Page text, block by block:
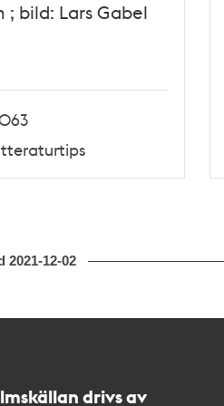
; bild: Lars Gabel
2021-12-02
drivs av